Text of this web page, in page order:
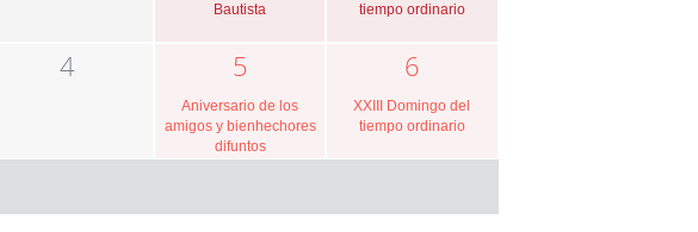
Bautista
tiempo ordinario
4 5
Aniversario de los
amigos y bienhechores
difuntos
6
XXIII Domingo del
tiempo ordinario